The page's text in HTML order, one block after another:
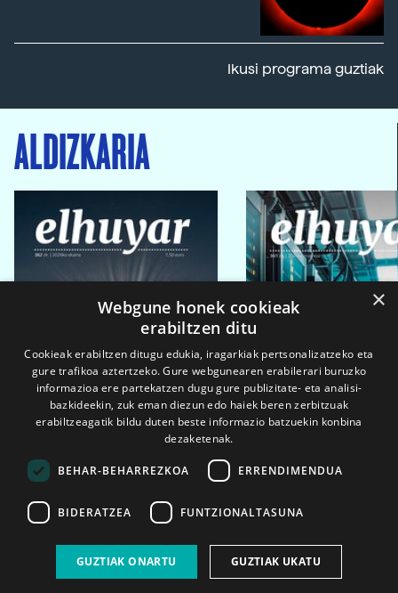
Ikusi programa guztiak
ALDIZKARIA
2026ko eka. 1a 2026ko mar. 1a
×
Webgune honek cookieak
erabiltzen ditu
Cookieak erabiltzen ditugu edukia, iragarkiak pertsonalizatzeko eta
gure trafikoa aztertzeko. Gure webgunearen erabilerari buruzko
informazioa ere partekatzen dugu gure publizitate- eta analisi-
bazkideekin, zuk eman diezun edo haiek beren zerbitzuak
erabiltzeagatik bildu duten beste informazio batzuekin konbina
dezaketenak.
BEHAR-BEHARREZKOA ERRENDIMENDUA
BIDERATZEA FUNTZIONALTASUNA
GUZTIAK ONARTU GUZTIAK UKATU